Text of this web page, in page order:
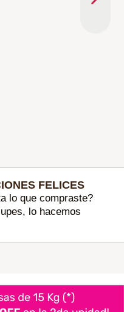
FELICES
lo que compraste?
lo hacemos